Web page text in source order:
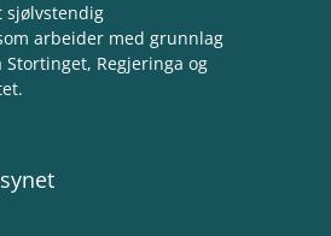
sjølvstendig
arbeider med grunnlag
Regjeringa og